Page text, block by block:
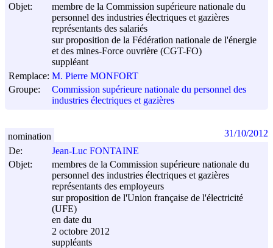
Objet:
membre de la Commission supérieure nationale du
personnel des industries électriques et gazières
représentants des salariés
sur proposition de la Fédération nationale de l'énergie
et des mines-Force ouvrière (CGT-FO)
suppléant
Remplace: M. Pierre MONFORT
Groupe:
Commission supérieure nationale du personnel des
industries électriques et gazières
De:
Jean-Luc FONTAINE
Objet:
membres de la Commission supérieure nationale du
personnel des industries électriques et gazières
représentants des employeurs
sur proposition de l'Union française de l'électricité
(UFE)
en date du
2 octobre 2012
suppléants
nomination 31/10/2012